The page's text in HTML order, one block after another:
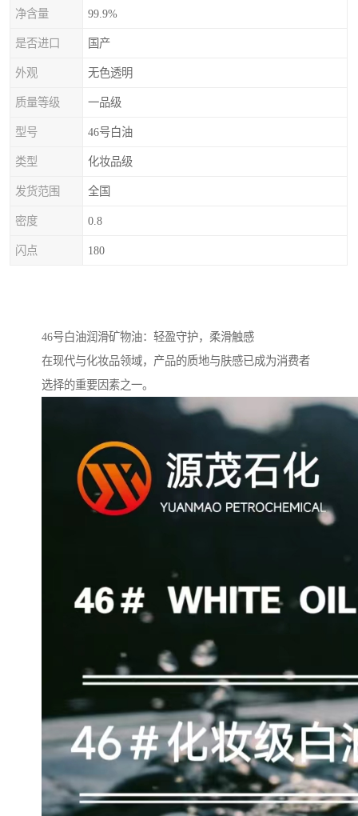
净含量 99.9%
是否进口 国产
外观 无色透明
质量等级 一品级
型号 46号白油
类型 化妆品级
发货范围 全国
密度 0.8
闪点 180
46号白油润滑矿物油：轻盈守护，柔滑触感
在现代与化妆品领域，产品的质地与肤感已成为消费者
选择的重要因素之一。